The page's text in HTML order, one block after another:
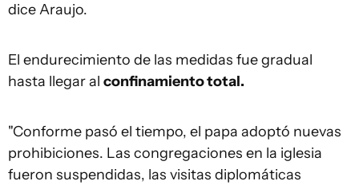
dice Araujo.
El endurecimiento de las medidas fue gradual
hasta llegar al confinamiento total.
"Conforme pasó el tiempo, el papa adoptó nuevas
prohibiciones. Las congregaciones en la iglesia
fueron suspendidas, las visitas diplomáticas